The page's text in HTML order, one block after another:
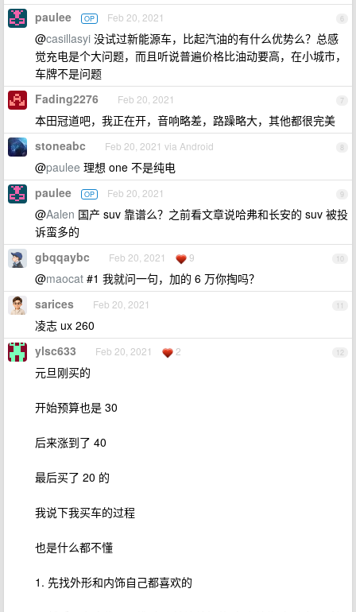
6
paulee OP Feb 20, 2021
@casillasyi 没试过新能源车，比起汽油的有什么优势么？总感
觉充电是个大问题，而且听说普遍价格比油动要高，在小城市，
车牌不是问题
7
Fading2276 Feb 20, 2021
本田冠道吧，我正在开，音响略差，路躁略大，其他都很完美
8
stoneabc Feb 20, 2021 via Android
@paulee 理想 one 不是纯电
9
paulee OP Feb 20, 2021
@Aalen 国产 suv 靠谱么？之前看文章说哈弗和长安的 suv 被投
诉蛮多的
10
gbqqaybc Feb 20, 2021 9
@maocat #1 我就问一句，加的 6 万你掏吗？
11
sarices Feb 20, 2021
凌志 ux 260
12
ylsc633 Feb 20, 2021 2
元旦刚买的
开始预算也是 30
后来涨到了 40
最后买了 20 的
我说下我买车的过程
也是什么都不懂
1. 先找外形和内饰自己都喜欢的